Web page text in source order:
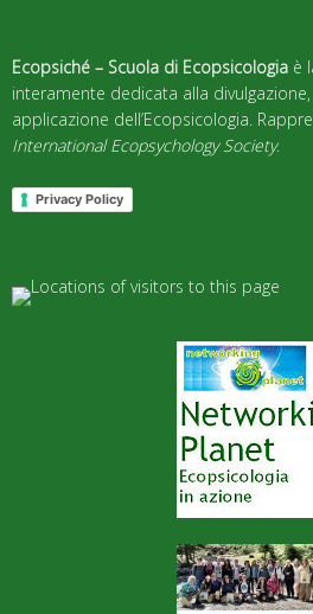
Ecopsiché – Scuola di Ecopsicologia è
interamente dedicata alla
applicazione dell’Ecopsicologia.
International Ecopsychology Society.
Privacy Policy